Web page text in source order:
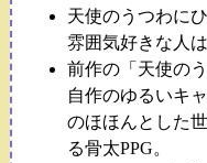
天使のうつわに
雰囲気好きな人
前作の「天使の
自作のゆるいキ
のほほんとした
る骨太PPG。